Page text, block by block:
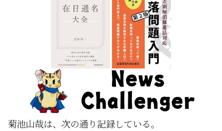
菊池山哉は、次の通り記録している。